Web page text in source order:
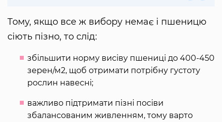
Тому, якщо все ж вибору немає і пшеницю
сіють пізно, то слід:
збільшити норму висіву пшениці до 400-450
зерен/м2, щоб отримати потрібну густоту
рослин навесні;
важливо підтримати пізні посіви
збалансованим живленням, тому варто